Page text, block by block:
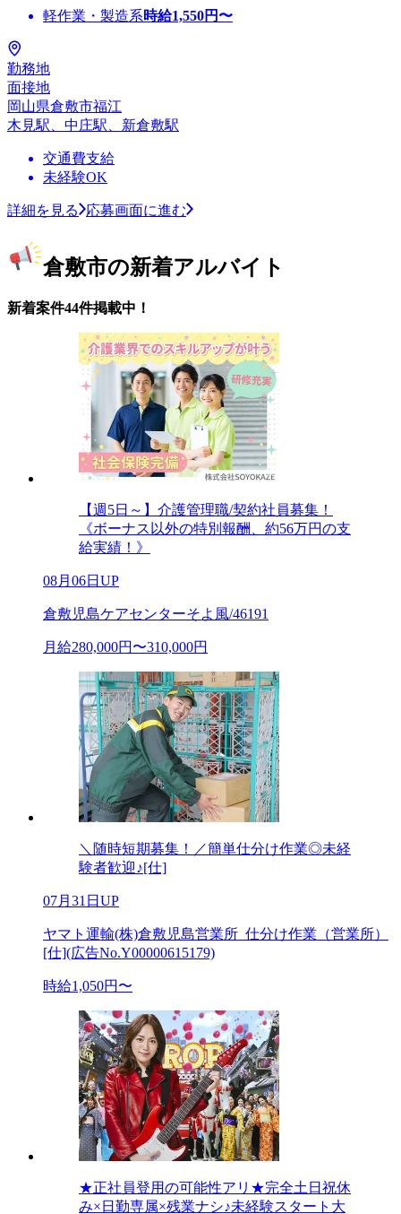
軽作業・製造系時給1,550円〜
勤務地
面接地
岡山県倉敷市福江
木見駅、中庄駅、新倉敷駅
交通費支給
未経験OK
詳細を見る 応募画面に進む
倉敷市の新着アルバイト
新着案件44件掲載中！
【週5日～】介護管理職/契約社員募集！
《ボーナス以外の特別報酬、約56万円の支
給実績！》
08月06日UP
倉敷児島ケアセンターそよ風/46191
月給280,000円〜310,000円
＼随時短期募集！／簡単仕分け作業◎未経
験者歓迎♪[仕]
07月31日UP
ヤマト運輸(株)倉敷児島営業所_仕分け作業（営業所）
[仕](広告No.Y00000615179)
時給1,050円〜
★正社員登用の可能性アリ★完全土日祝休
み×日勤専属×残業ナシ♪未経験スタート大